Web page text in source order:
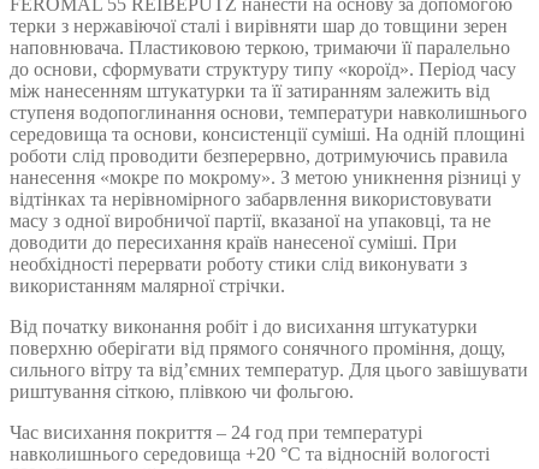
FEROMAL 55 REIBEPUTZ нанести на основу за допомогою
терки з нержавіючої сталі і вирівняти шар до товщини зерен
наповнювача. Пластиковою теркою, тримаючи її паралельно
до основи, сформувати структуру типу «короїд». Період часу
між нанесенням штукатурки та її затиранням залежить від
ступеня водопоглинання основи, температури навколишнього
середовища та основи, консистенції суміші. На одній площині
роботи слід проводити безперервно, дотримуючись правила
нанесення «мокре по мокрому». З метою уникнення різниці у
відтінках та нерівномірного забарвлення використовувати
масу з одної виробничої партії, вказаної на упаковці, та не
доводити до пересихання країв нанесеної суміші. При
необхідності перервати роботу стики слід виконувати з
використанням малярної стрічки.
Від початку виконання робіт і до висихання штукатурки
поверхню оберігати від прямого сонячного проміння, дощу,
сильного вітру та від’ємних температур. Для цього завішувати
риштування сіткою, плівкою чи фольгою.
Час висихання покриття – 24 год при температурі
навколишнього середовища +20 °С та відносній вологості